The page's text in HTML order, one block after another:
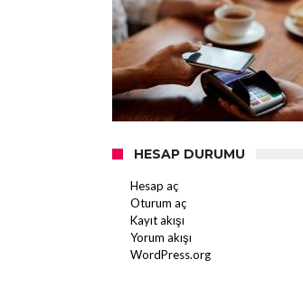
HESAP DURUMU
Hesap aç
Oturum aç
Kayıt akışı
Yorum akışı
WordPress.org